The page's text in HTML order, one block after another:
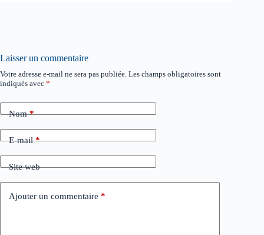
Laisser un commentaire
Votre adresse e-mail ne sera pas publiée. Les champs obligatoires sont
indiqués avec *
Nom*
E-mail*
Site web
Ajouter un commentaire *